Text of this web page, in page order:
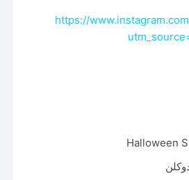
https://
Halloween